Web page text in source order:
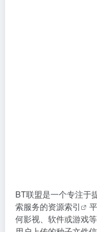
BT联盟是一个专注于
索服务的资源索引
何影视、软件或游戏